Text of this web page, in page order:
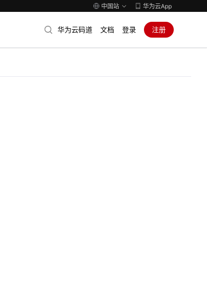
中国站 华为云App
华为云码道 文档 登录 注册